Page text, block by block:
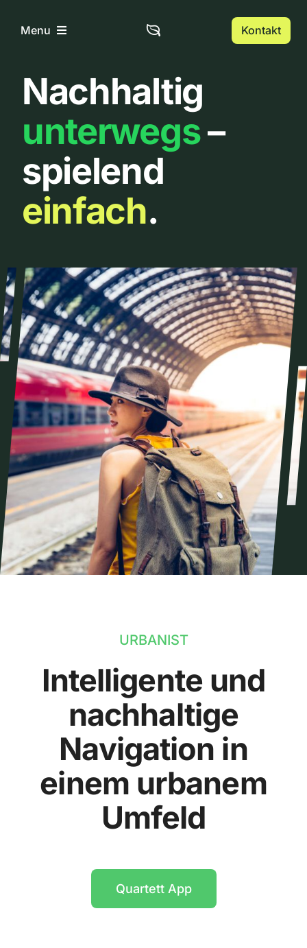
InhaltMenu
Home
Über uns
Urbanlist
Kontakt
Nachhaltig
unterwegs–
spielend
einfach.
URBANIST
Intelligente und
nachhaltige
Navigation in
einem urbanem
Umfeld
Quartett App